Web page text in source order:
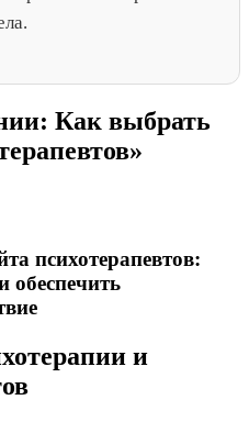
Как выбрать
психотерапевтов:
обеспечить
и